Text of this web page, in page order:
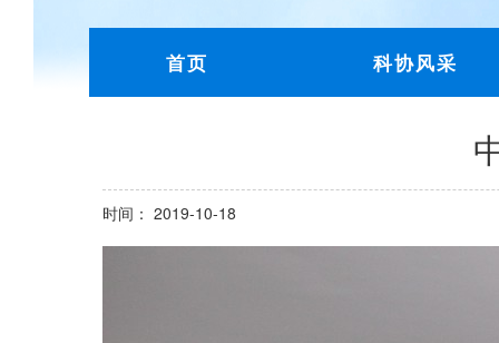
首页 科协风采
时间： 2019-10-18